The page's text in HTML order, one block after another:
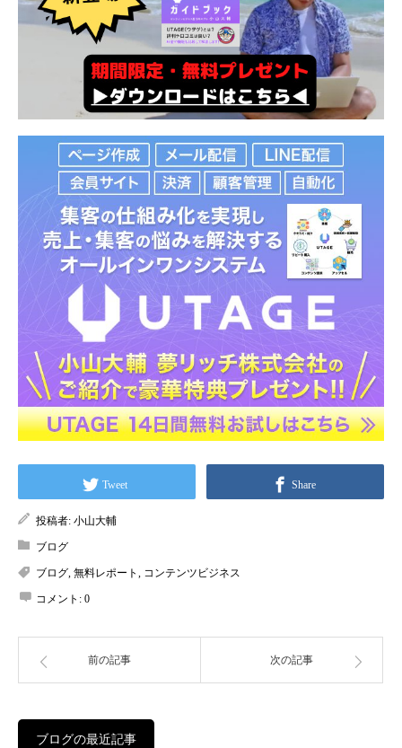
Tweet Share
投稿者: 小山大輔
ブログ
ブログ, 無料レポート , コンテンツビジネス
コメント: 0
前の記事 次の記事
ブログの最近記事